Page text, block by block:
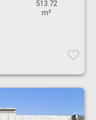
513.72
m²